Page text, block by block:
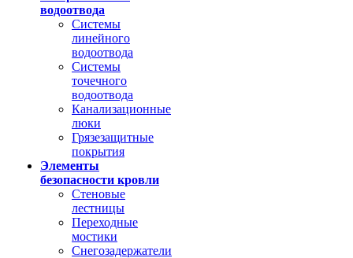
водоотвода
Системы
линейного
водоотвода
Системы
точечного
водоотвода
Канализационные
люки
Грязезащитные
покрытия
Элементы
безопасности кровли
Стеновые
лестницы
Переходные
мостики
Снегозадержатели